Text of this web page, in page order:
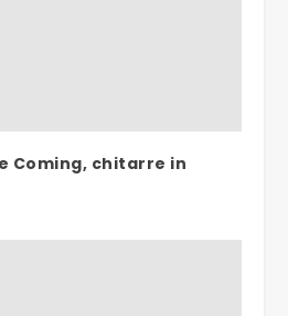
Coming, chitarre in